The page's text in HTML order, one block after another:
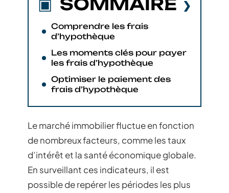
Comprendre les frais
d’hypothèque
Les moments clés pour payer
les frais d’hypothèque
Optimiser le paiement des
frais d’hypothèque
Le marché immobilier fluctue en fonction
de nombreux facteurs, comme les taux
d’intérêt et la santé économique globale.
En surveillant ces indicateurs, il est
possible de repérer les périodes les plus